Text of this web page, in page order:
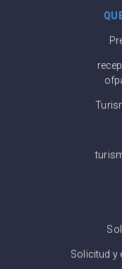
Solicitud y